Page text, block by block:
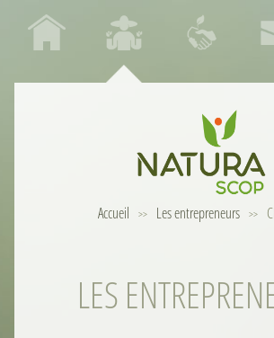
Accueil >> Les entrepreneurs >>
LES